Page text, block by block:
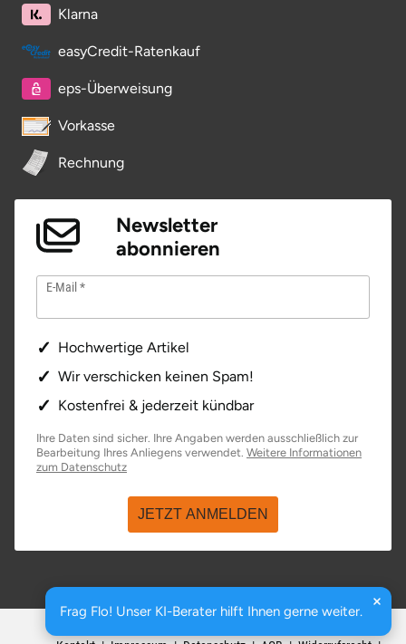
Frag Flo! Unser KI-Berater hilft Ihnen gerne weiter.
Klarna
easyCredit-Ratenkauf
eps-Überweisung
Vorkasse
Rechnung
Newsletter
abonnieren
E-Mail
Hochwertige Artikel
Wir verschicken keinen Spam!
Kostenfrei & jederzeit kündbar
Ihre Daten sind sicher. Ihre Angaben werden ausschließlich zur
Bearbeitung Ihres Anliegens verwendet. Weitere Informationen
zum Datenschutz
JETZT ANMELDEN
basenio.de 99084